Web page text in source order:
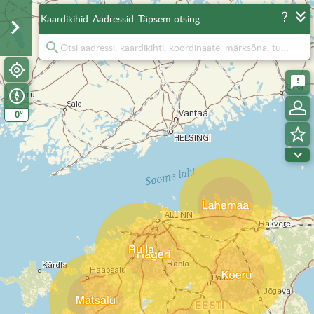
0°
Kaardikihid Aadressid Täpsem otsing